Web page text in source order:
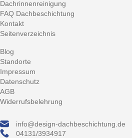
Dachrinnenreinigung
FAQ Dachbeschichtung
Kontakt
Seitenverzeichnis
Blog
Standorte
Impressum
Datenschutz
AGB
Widerrufsbelehrung
info@design-dachbeschichtung.de
04131/3934917